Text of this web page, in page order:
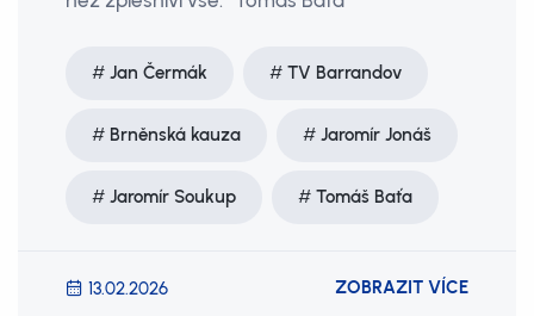
Jan Čermák TV Barrandov
Brněnská kauza Jaromír Jonáš
Jaromír Soukup Tomáš Baťa
13.02.2026 ZOBRAZIT VÍCE